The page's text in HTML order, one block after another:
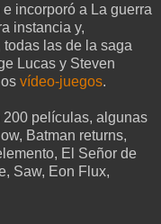
incorporó a La guerra
instancia y,
las de la saga
Lucas y Steven
vídeo-juegos.
películas, algunas
Batman returns,
El Señor de
Saw, Eon Flux,